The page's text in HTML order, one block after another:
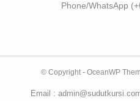
Phone/WhatsApp
© Copyright - OceanWP
Email :